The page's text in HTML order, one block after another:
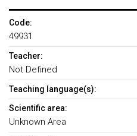
Code:
49931
Teacher:
Not Defined
Teaching language(s):
Scientific area:
Unknown Area